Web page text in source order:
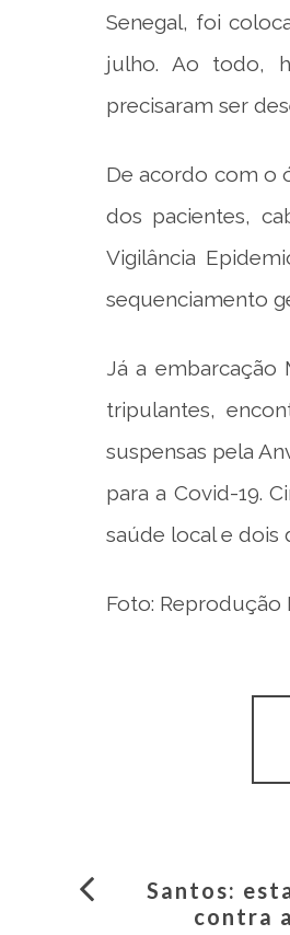
Senegal, foi
julho. Ao todo,
precisaram ser
De acordo com o
dos pacientes,
Vigilância
sequenciamento
Já a embarcação
tripulantes,
suspensas pela
para a Covid-19.
saúde local e dois
Foto: Reprodução
Santos:
contra